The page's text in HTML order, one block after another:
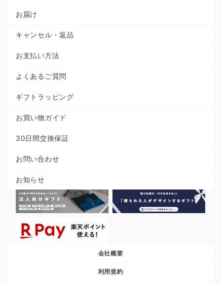
お届け
キャンセル・返品
お支払い方法
よくあるご質問
ギフトラッピング
お買い物ガイド
30日間交換保証
お問い合わせ
お知らせ
会社概要
利用規約